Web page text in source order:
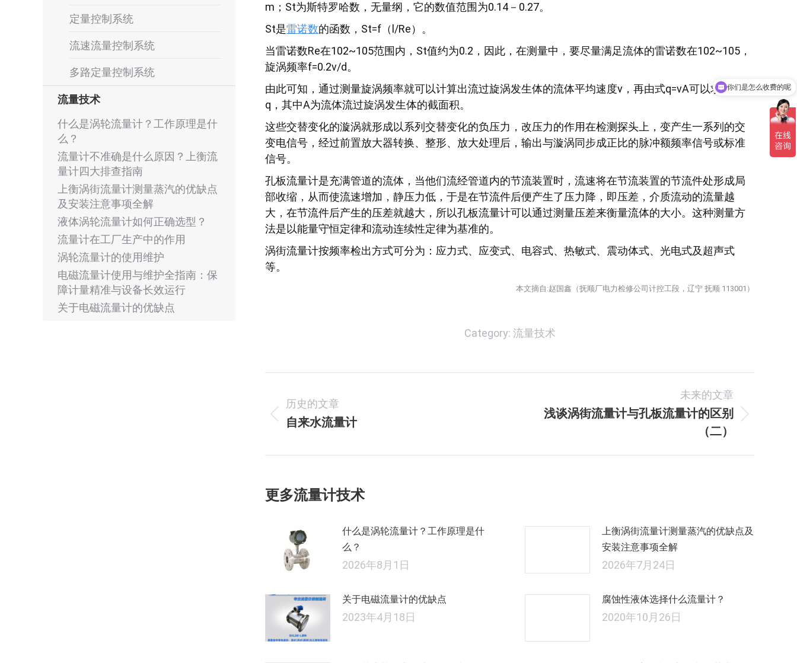
m；St为斯特罗哈数，无量纲，它的数值范围为0.14－0.27。
St是雷诺数的函数，St=f（l/Re）。
当雷诺数Re在102~105范围内，St值约为0.2，因此，在测量中，要尽量满足流体的雷诺数在102~105，
旋涡频率f=0.2v/d。
由此可知，通过测量旋涡频率就可以计算出流过旋涡发生体的流体平均速度v，再由式q=vA可以求出流量
q，其中A为流体流过旋涡发生体的截面积。
这些交替变化的漩涡就形成以系列交替变化的负压力，改压力的作用在检测探头上，变产生一系列的交
变电信号，经过前置放大器转换、整形、放大处理后，输出与漩涡同步成正比的脉冲额频率信号或标准
信号。
孔板流量计是充满管道的流体，当他们流经管道内的节流装置时，流速将在节流装置的节流件处形成局
部收缩，从而使流速增加，静压力低，于是在节流件后便产生了压力降，即压差，介质流动的流量越
大，在节流件后产生的压差就越大，所以孔板流量计可以通过测量压差来衡量流体的大小。这种测量方
法是以能量守恒定律和流动连续性定律为基准的。
涡街流量计按频率检出方式可分为：应力式、应变式、电容式、热敏式、震动体式、光电式及超声式
等。
本文摘自:赵国鑫（抚顺厂电力检修公司计控工段，辽宁 抚顺 113001）
Category: 流量技术
章
航
历史的文章
历
的
章：
自来水流量计
未来的文章
的
浅谈涡街流量计与孔板流量计的区别
（二）
更多流量计技术
什么是涡轮流量计？工作原理是什
么？
2026年8月1日
上衡涡街流量计测量蒸汽的优缺点及
安装注意事项全解
2026年7月24日
关于电磁流量计的优缺点
2023年4月18日
腐蚀性液体选择什么流量计？
2020年10月26日
定量控制系统
流速流量控制系统
多路定量控制系统
流量技术
什么是涡轮流量计？工作原理是什
么？
流量计不准确是什么原因？上衡流
量计四大排查指南
上衡涡街流量计测量蒸汽的优缺点
及安装注意事项全解
液体涡轮流量计如何正确选型？
流量计在工厂生产中的作用
涡轮流量计的使用维护
电磁流量计使用与维护全指南：保
障计量精准与设备长效运行
关于电磁流量计的优缺点
现在有优惠活动吗